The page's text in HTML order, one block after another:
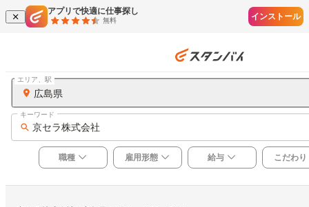
アプリで快適に仕事探し
無料 インストール
広島県
エリア、駅
京セラ株式会社
キーワード
職種 雇用形態 給与 こだわり